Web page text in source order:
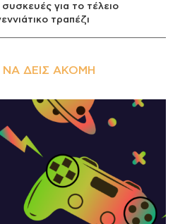
για το τέλειο
τραπέζι
ΝΑ ΔΕΙΣ ΑΚΌΜΗ